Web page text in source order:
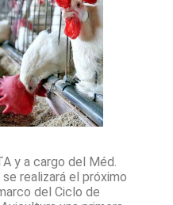
y a cargo del Méd.
se realizará el próximo
del Ciclo de